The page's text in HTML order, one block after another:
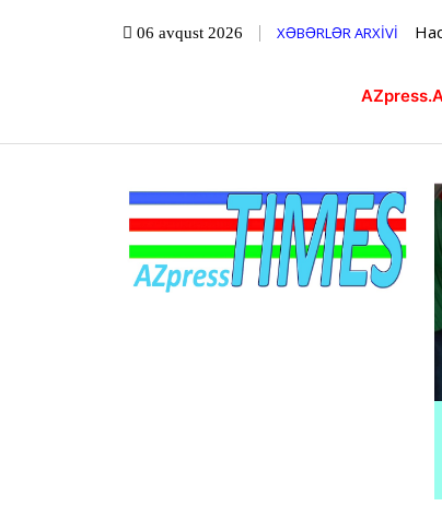
06 avqust 2026 XƏBƏRLƏR ARXİVİ